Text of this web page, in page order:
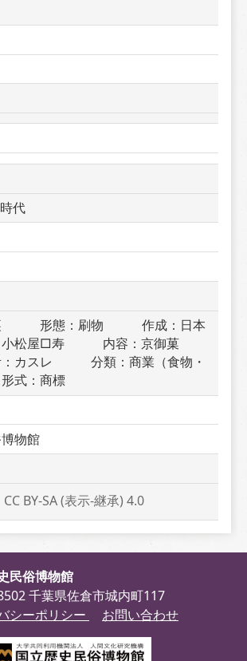
代
　　形態：刷物　　　作成：日本
松屋□寿　　　内容：京御菓
カスレ　　　分類：商業（食物・
式：商標
物館
CC BY-SA (表示-継承) 4.0
民俗博物館
千葉県佐倉市城内町117
シーポリシー
お問い合わせ